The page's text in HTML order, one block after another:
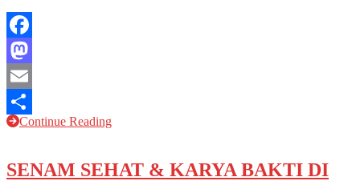
Facebook
Mastodon
Email
ShareContinue Reading
SENAM SEHAT & KARYA BAKTI DI